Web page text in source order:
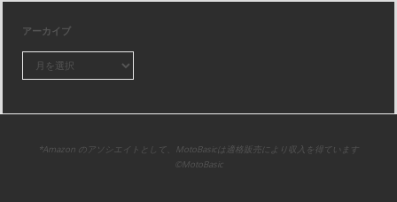
アーカイブ
*Amazon のアソシエイトとして、MotoBasicは適格販売により収入を得ています
©MotoBasic